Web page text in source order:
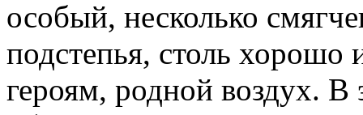
особый, несколько
подстепья, столь
героям, родной воздух. В